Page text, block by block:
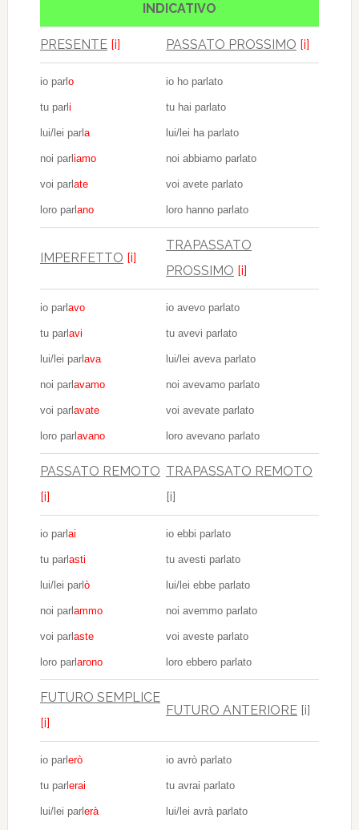
INDICATIVO
PRESENTE [i] PASSATO PROSSIMO [i]
io parl o
tu parl i
lui/lei parl a
noi parl iamo
voi parl ate
loro parl ano
io ho parlato
tu hai parlato
lui/lei ha parlato
noi abbiamo parlato
voi avete parlato
loro hanno parlato
IMPERFETTO [i]
TRAPASSATO
PROSSIMO [i]
io parl avo
tu parl avi
lui/lei parl ava
noi parl avamo
voi parl avate
loro parl avano
io avevo parlato
tu avevi parlato
lui/lei aveva parlato
noi avevamo parlato
voi avevate parlato
loro avevano parlato
PASSATO REMOTO
[i]
TRAPASSATO REMOTO
[i]
io parl ai
tu parl asti
lui/lei parl ò
noi parl ammo
voi parl aste
loro parl arono
io ebbi parlato
tu avesti parlato
lui/lei ebbe parlato
noi avemmo parlato
voi aveste parlato
loro ebbero parlato
FUTURO SEMPLICE
[i]
FUTURO ANTERIORE[i]
io parl erò
tu parl erai
lui/lei parl erà
io avrò parlato
tu avrai parlato
lui/lei avrà parlato